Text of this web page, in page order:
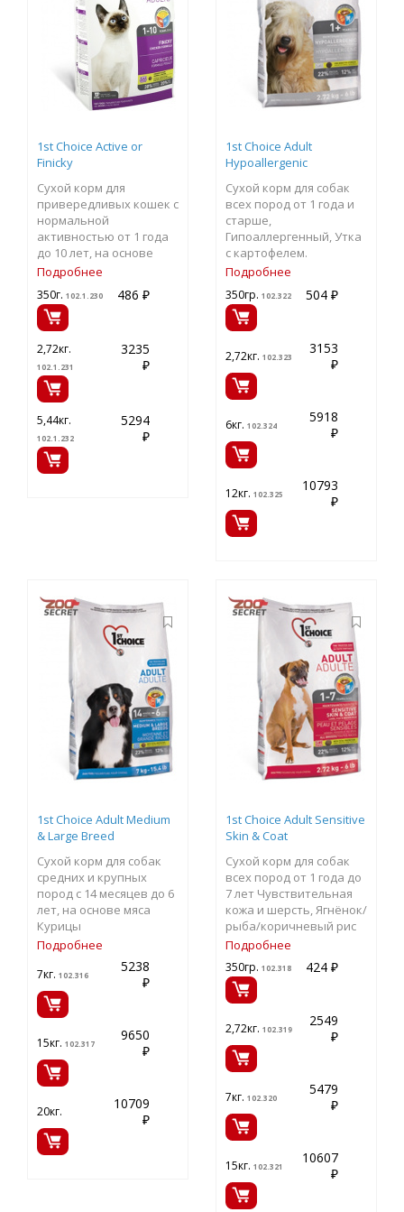
1st Choice Active or
Finicky
Сухой корм для
привередливых кошек с
нормальной
активностью от 1 года
до 10 лет, на основе
Курицы
Подробнее
350г. 102.1.230 486 ₽
2,72кг.
102.1.231
3235
₽
5,44кг.
102.1.232
5294
₽
1st Choice Adult
Hypoallergenic
Сухой корм для собак
всех пород от 1 года и
старше,
Гипоаллергенный, Утка
с картофелем.
Подробнее
350гр. 102.322 504 ₽
2,72кг. 102.323
3153
₽
6кг. 102.324
5918
₽
12кг. 102.325
10793
₽
1st Choice Adult Medium
& Large Breed
Сухой корм для собак
средних и крупных
пород с 14 месяцев до 6
лет, на основе мяса
Курицы
Подробнее
7кг. 102.316
5238
₽
15кг. 102.317
9650
₽
20кг.
10709
₽
1st Choice Adult Sensitive
Skin & Coat
Сухой корм для собак
всех пород от 1 года до
7 лет Чувствительная
кожа и шерсть, Ягнёнок/
рыба/коричневый рис
Подробнее
350гр. 102.318 424 ₽
2,72кг. 102.319
2549
₽
7кг. 102.320
5479
₽
15кг. 102.321
10607
₽